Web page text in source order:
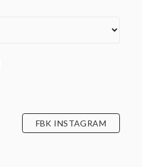
FBK INSTAGRAM